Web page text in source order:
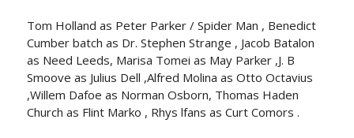
Tom Holland as Peter Parker / Spider Man , Benedict
Cumber batch as Dr. Stephen Strange , Jacob Batalon
as Need Leeds, Marisa Tomei as May Parker ,J. B
Smoove as Julius Dell ,Alfred Molina as Otto Octavius
,Willem Dafoe as Norman Osborn, Thomas Haden
Church as Flint Marko , Rhys lfans as Curt Comors .